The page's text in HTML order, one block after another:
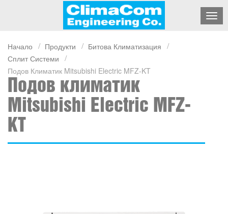
Начало Продукти
Битова Климатизация
Сплит Системи
Подов Климатик Mitsubishi Electric MFZ-KT
Подов климатик
Mitsubishi Electric MFZ-
KT